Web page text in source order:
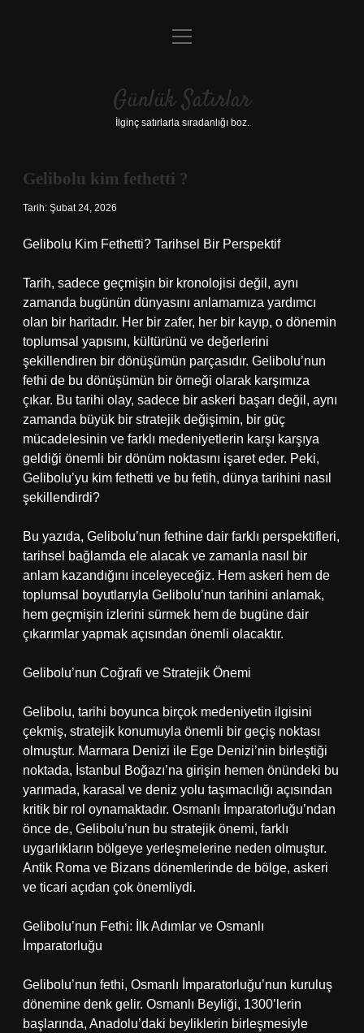
Anasayfa
Yasal Uyarı
menüyü
Günlük Satırlar
İlginç satırlarla sıradanlığı boz.
Gelibolu kim fethetti ?
Tarih: Şubat 24, 2026
Gelibolu Kim Fethetti? Tarihsel Bir Perspektif
Tarih, sadece geçmişin bir kronolojisi değil, aynı
zamanda bugünün dünyasını anlamamıza yardımcı
olan bir haritadır. Her bir zafer, her bir kayıp, o dönemin
toplumsal yapısını, kültürünü ve değerlerini
şekillendiren bir dönüşümün parçasıdır. Gelibolu’nun
fethi de bu dönüşümün bir örneği olarak karşımıza
çıkar. Bu tarihi olay, sadece bir askeri başarı değil, aynı
zamanda büyük bir stratejik değişimin, bir güç
mücadelesinin ve farklı medeniyetlerin karşı karşıya
geldiği önemli bir dönüm noktasını işaret eder. Peki,
Gelibolu’yu kim fethetti ve bu fetih, dünya tarihini nasıl
şekillendirdi?
Bu yazıda, Gelibolu’nun fethine dair farklı perspektifleri,
tarihsel bağlamda ele alacak ve zamanla nasıl bir
anlam kazandığını inceleyeceğiz. Hem askeri hem de
toplumsal boyutlarıyla Gelibolu’nun tarihini anlamak,
hem geçmişin izlerini sürmek hem de bugüne dair
çıkarımlar yapmak açısından önemli olacaktır.
Gelibolu’nun Coğrafi ve Stratejik Önemi
Gelibolu, tarihi boyunca birçok medeniyetin ilgisini
çekmiş, stratejik konumuyla önemli bir geçiş noktası
olmuştur. Marmara Denizi ile Ege Denizi’nin birleştiği
noktada, İstanbul Boğazı’na girişin hemen önündeki bu
yarımada, karasal ve deniz yolu taşımacılığı açısından
kritik bir rol oynamaktadır. Osmanlı İmparatorluğu’ndan
önce de, Gelibolu’nun bu stratejik önemi, farklı
uygarlıkların bölgeye yerleşmelerine neden olmuştur.
Antik Roma ve Bizans dönemlerinde de bölge, askeri
ve ticari açıdan çok önemliydi.
Gelibolu’nun Fethi: İlk Adımlar ve Osmanlı
İmparatorluğu
Gelibolu’nun fethi, Osmanlı İmparatorluğu’nun kuruluş
dönemine denk gelir. Osmanlı Beyliği, 1300’lerin
başlarında, Anadolu’daki beyliklerin birleşmesiyle